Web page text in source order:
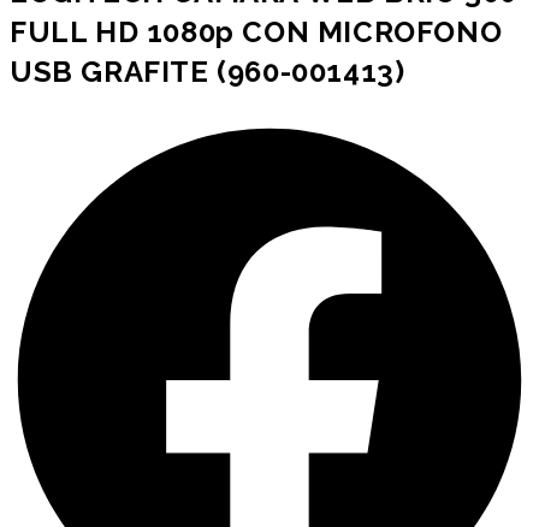
FULL HD 1080p CON MICROFONO
USB GRAFITE (960-001413)